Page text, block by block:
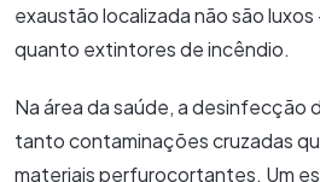
exaustão localizada não são
quanto extintores de incêndio.
Na área da saúde, a desinfecção
tanto contaminações cruzadas
materiais perfurocortantes. Um